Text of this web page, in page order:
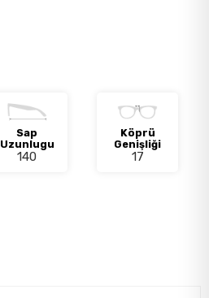
Sap
Uzunlugu
140
Köprü
Genişliği
17